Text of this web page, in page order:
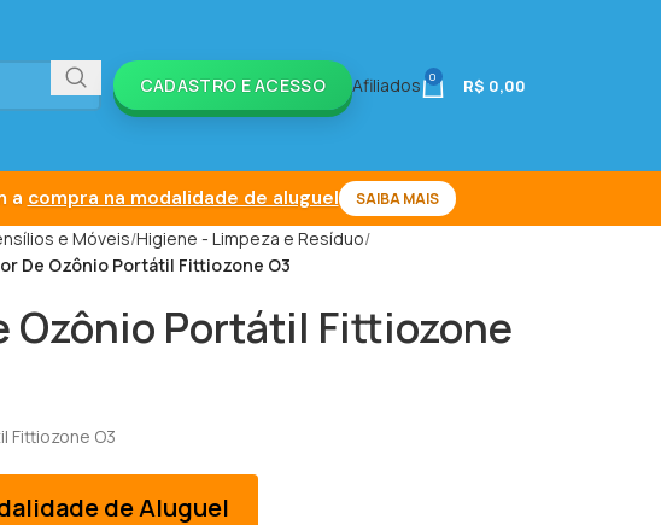
CADASTRO E ACESSO Afiliados 0 R$ 0,00
e Móveis Higiene - Limpeza e Resíduo
De Ozônio Portátil Fittiozone O3
Ozônio Portátil Fittiozone
Fittiozone O3
de Aluguel
a compra na modalidade de aluguel SAIBA MAIS